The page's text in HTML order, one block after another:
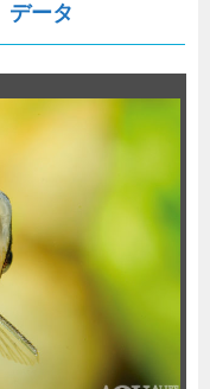
データ